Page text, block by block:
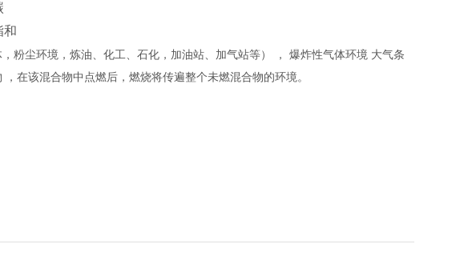
和
粉尘环境，炼油、化工、石化，加油站、加气站等）
， 爆炸性气体环境 大气条
在该混合物中点燃后，燃烧将传遍整个未燃混合物的环境。